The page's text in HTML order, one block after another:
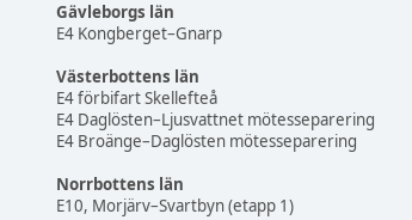
Gävleborgs län
E4 Kongberget–Gnarp
Västerbottens län
E4 förbifart Skellefteå
E4 Daglösten–Ljusvattnet mötesseparering
E4 Broänge–Daglösten mötesseparering
Norrbottens län
E10, Morjärv–Svartbyn (etapp 1)